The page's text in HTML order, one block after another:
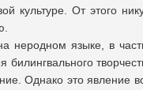
культуре. От этого
неродном языке, в
Однако это явление